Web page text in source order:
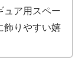
ュア用スペー
飾りやすい嬉